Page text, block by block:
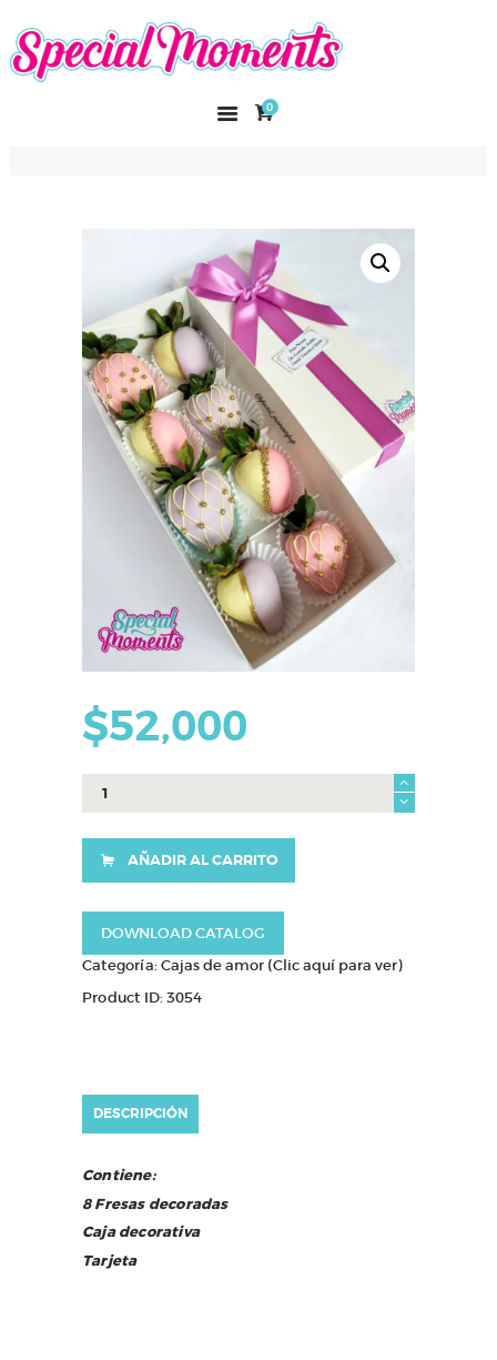
0
SPECIAL MOMENTS
El amor hecho arte
CONTACTO
$52,000
Caja
AÑADIR AL CARRITO
DOWNLOAD CATALOG
Categoría:Cajas de amor (Clic aquí para ver)
Product ID:3054
DESCRIPCIÓN
Contiene:
8 Fresas decoradas
Caja decorativa
Tarjeta